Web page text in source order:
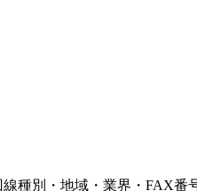
種別・地域・業界・FAX番